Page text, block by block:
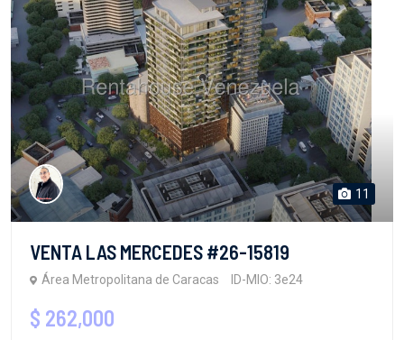
11
VENTA LAS MERCEDES #26-15819
Área Metropolitana de Caracas ID-MIO: 3e24
$ 262,000